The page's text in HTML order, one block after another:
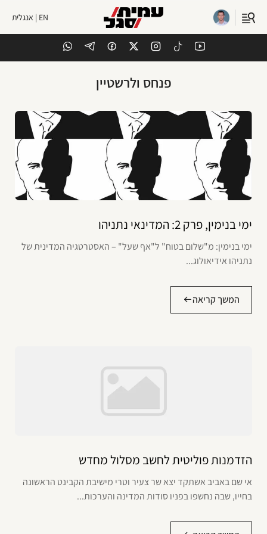
EN | אנגלית
פנחס ולרשטיין
ימי בנימין, פרק 2: המדינאי נתניהו
ימי בנימין: מ"שלום בטוח" ל"אף שעל" – האסטרטגיה המדינית של
נתניהו אידיאולוג...
המשך קריאה
הזדמנות פוליטית לחשב מסלול מחדש
אי שם באביב אשתקד יצא שר צעיר וטרי מישיבת הקבינט הראשונה
בחייו, שבה נחשפו בפניו סודות המדינה והערכות...